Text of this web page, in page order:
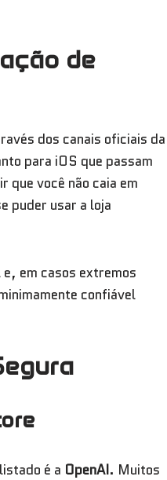
de
dos canais oficiais da
para iOS que passam
você não caia em
puder usar a loja
em casos extremos
confiável
é a OpenAI. Muitos